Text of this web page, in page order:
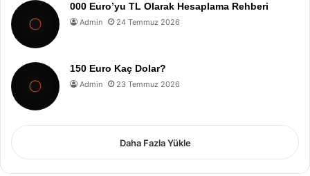
000 Euro’yu TL Olarak Hesaplama Rehberi
Admin 24 Temmuz 2026
150 Euro Kaç Dolar?
Admin 23 Temmuz 2026
Daha Fazla Yükle